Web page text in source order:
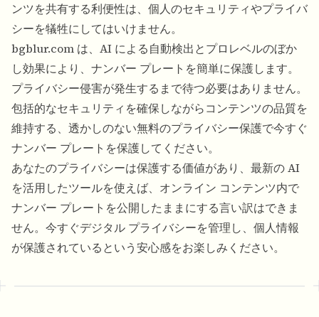
ンツを共有する利便性は、個人のセキュリティやプライバ
シーを犠牲にしてはいけません。
bgblur.com は、AI による自動検出とプロレベルのぼか
し効果により、ナンバー プレートを簡単に保護します。
プライバシー侵害が発生するまで待つ必要はありません。
包括的なセキュリティを確保しながらコンテンツの品質を
維持する、透かしのない無料のプライバシー保護で今すぐ
ナンバー プレートを保護してください。
あなたのプライバシーは保護する価値があり、最新の AI
を活用したツールを使えば、オンライン コンテンツ内で
ナンバー プレートを公開したままにする言い訳はできま
せん。今すぐデジタル プライバシーを管理し、個人情報
が保護されているという安心感をお楽しみください。